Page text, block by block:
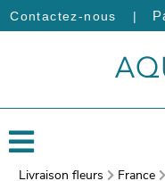
Contactez-nous |
Livraison fleurs France